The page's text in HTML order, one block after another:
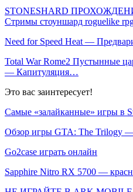
STONESHARD
Стримы стоуншард roguelike
Need for Speed Heat —
Total War Rome2 Пустынные
— Капитуляция…
Это вас заинтересует!
Самые «залайканные» игры в
Обзор игры GTA: The Trilogy
Go2case играть онлайн
Sapphire Nitro RX 5700 —